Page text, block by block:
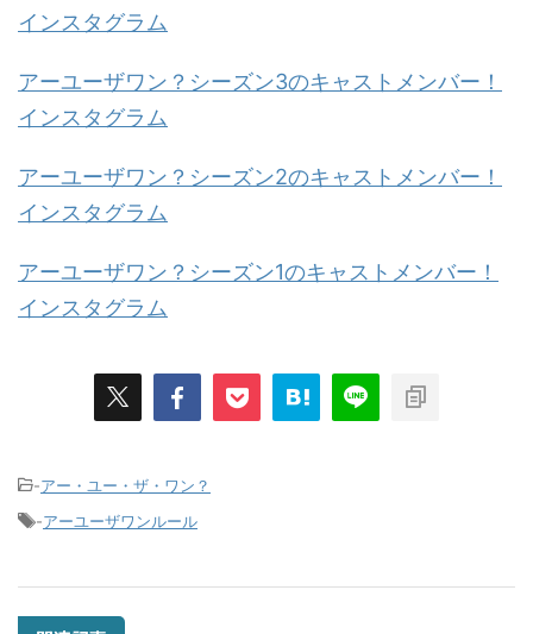
インスタグラム
アーユーザワン？シーズン3のキャストメンバー！
インスタグラム
アーユーザワン？シーズン2のキャストメンバー！
インスタグラム
アーユーザワン？シーズン1のキャストメンバー！
インスタグラム
-アー・ユー・ザ・ワン？
-アーユーザワンルール